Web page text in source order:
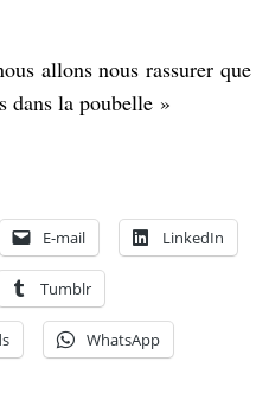
allons nous rassurer que
dans la poubelle »
E-mail LinkedIn
Tumblr
WhatsApp